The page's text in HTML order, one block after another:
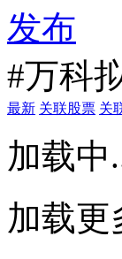
发布
#万科
最新 关联股票 关
加载中
加载更